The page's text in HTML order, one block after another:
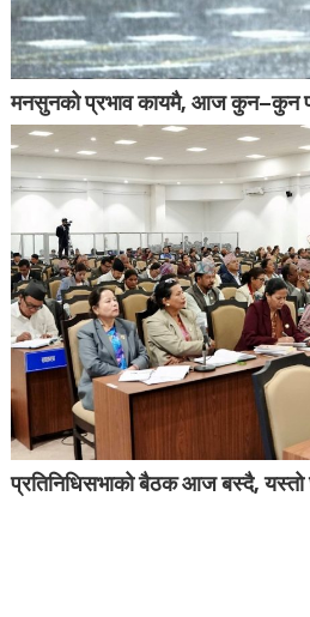
मनसुनको प्रभाव कायमै, आज कुन–कुन
प्रतिनिधिसभाको बैठक आज बस्दै, यस्तो